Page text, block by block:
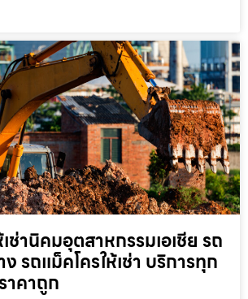
ช่านิคมอุตสาหกรรมเอเชีย รถ
รถแม็คโครให้เช่า บริการทุก
าคาถูก